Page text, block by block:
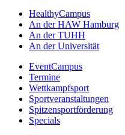
HealthyCampus
An der HAW Hamburg
An der TUHH
An der Universität
EventCampus
Termine
Wettkampfsport
Sportveranstaltungen
Spitzensportförderung
Specials